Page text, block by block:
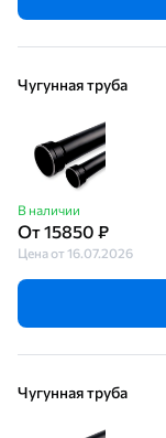
Чугунная труба
В наличии
От 15850 ₽
Цена от 16.07.2026
Чугунная труба